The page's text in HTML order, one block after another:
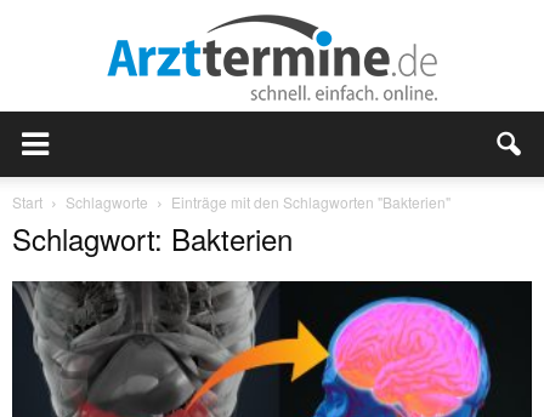
Start Schlagworte Einträge mit den Schlagworten "Bakterien"
Schlagwort: Bakterien